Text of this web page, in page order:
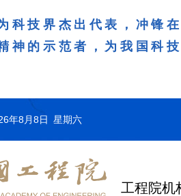
科技界杰出代表，冲锋
神的示范者，为我国科
年8月8日 星期六
工程院机